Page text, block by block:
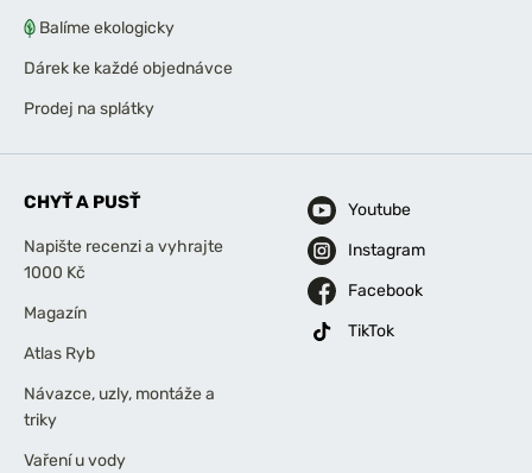
Balíme ekologicky
Dárek ke každé objednávce
Prodej na splátky
CHYŤ A PUSŤ
Napište recenzi a vyhrajte
1000 Kč
Magazín
Atlas Ryb
Návazce, uzly, montáže a
triky
Vaření u vody
Youtube
Instagram
Facebook
TikTok